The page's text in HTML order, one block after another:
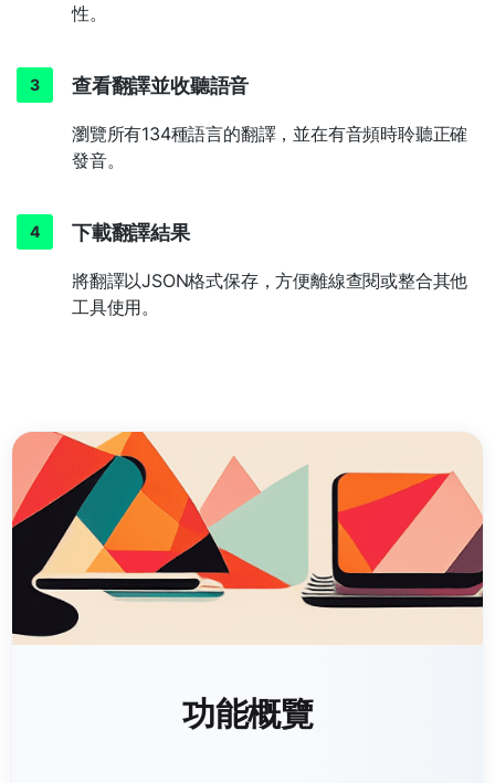
性。
查看翻譯並收聽語音
瀏覽所有134種語言的翻譯，並在有音頻時聆聽正確
發音。
下載翻譯結果
將翻譯以JSON格式保存，方便離線查閱或整合其他
工具使用。
功能概覽